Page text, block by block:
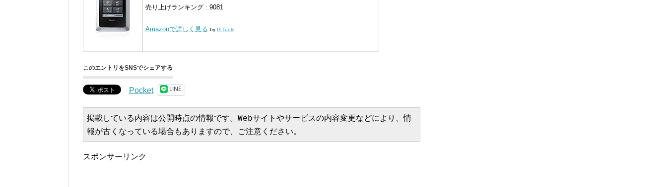
売り上げランキング : 9081
Amazonで詳しく見る by G-Tools
このエントリをSNSでシェアする
Pocket LINE
掲載している内容は公開時点の情報です。Webサイトやサービスの内容変更などにより、情
報が古くなっている場合もありますので、ご注意ください。
スポンサーリンク